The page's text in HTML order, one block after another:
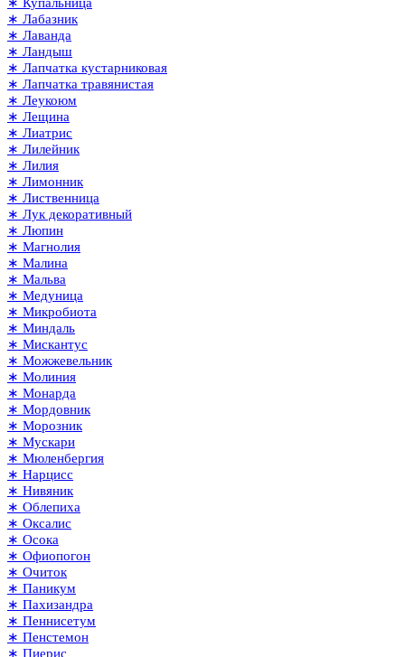
∗ Лабазник
∗ Лаванда
∗ Ландыш
∗ Лапчатка кустарниковая
∗ Лапчатка травянистая
∗ Леукоюм
∗ Лещина
∗ Лиатрис
∗ Лилейник
∗ Лилия
∗ Лимонник
∗ Лиственница
∗ Лук декоративный
∗ Люпин
∗ Магнолия
∗ Малина
∗ Мальва
∗ Медуница
∗ Микробиота
∗ Миндаль
∗ Мискантус
∗ Можжевельник
∗ Молиния
∗ Монарда
∗ Мордовник
∗ Морозник
∗ Мускари
∗ Мюленбергия
∗ Нарцисс
∗ Нивяник
∗ Облепиха
∗ Оксалис
∗ Осока
∗ Офиопогон
∗ Очиток
∗ Паникум
∗ Пахизандра
∗ Пеннисетум
∗ Пенстемон
∗ Пиерис